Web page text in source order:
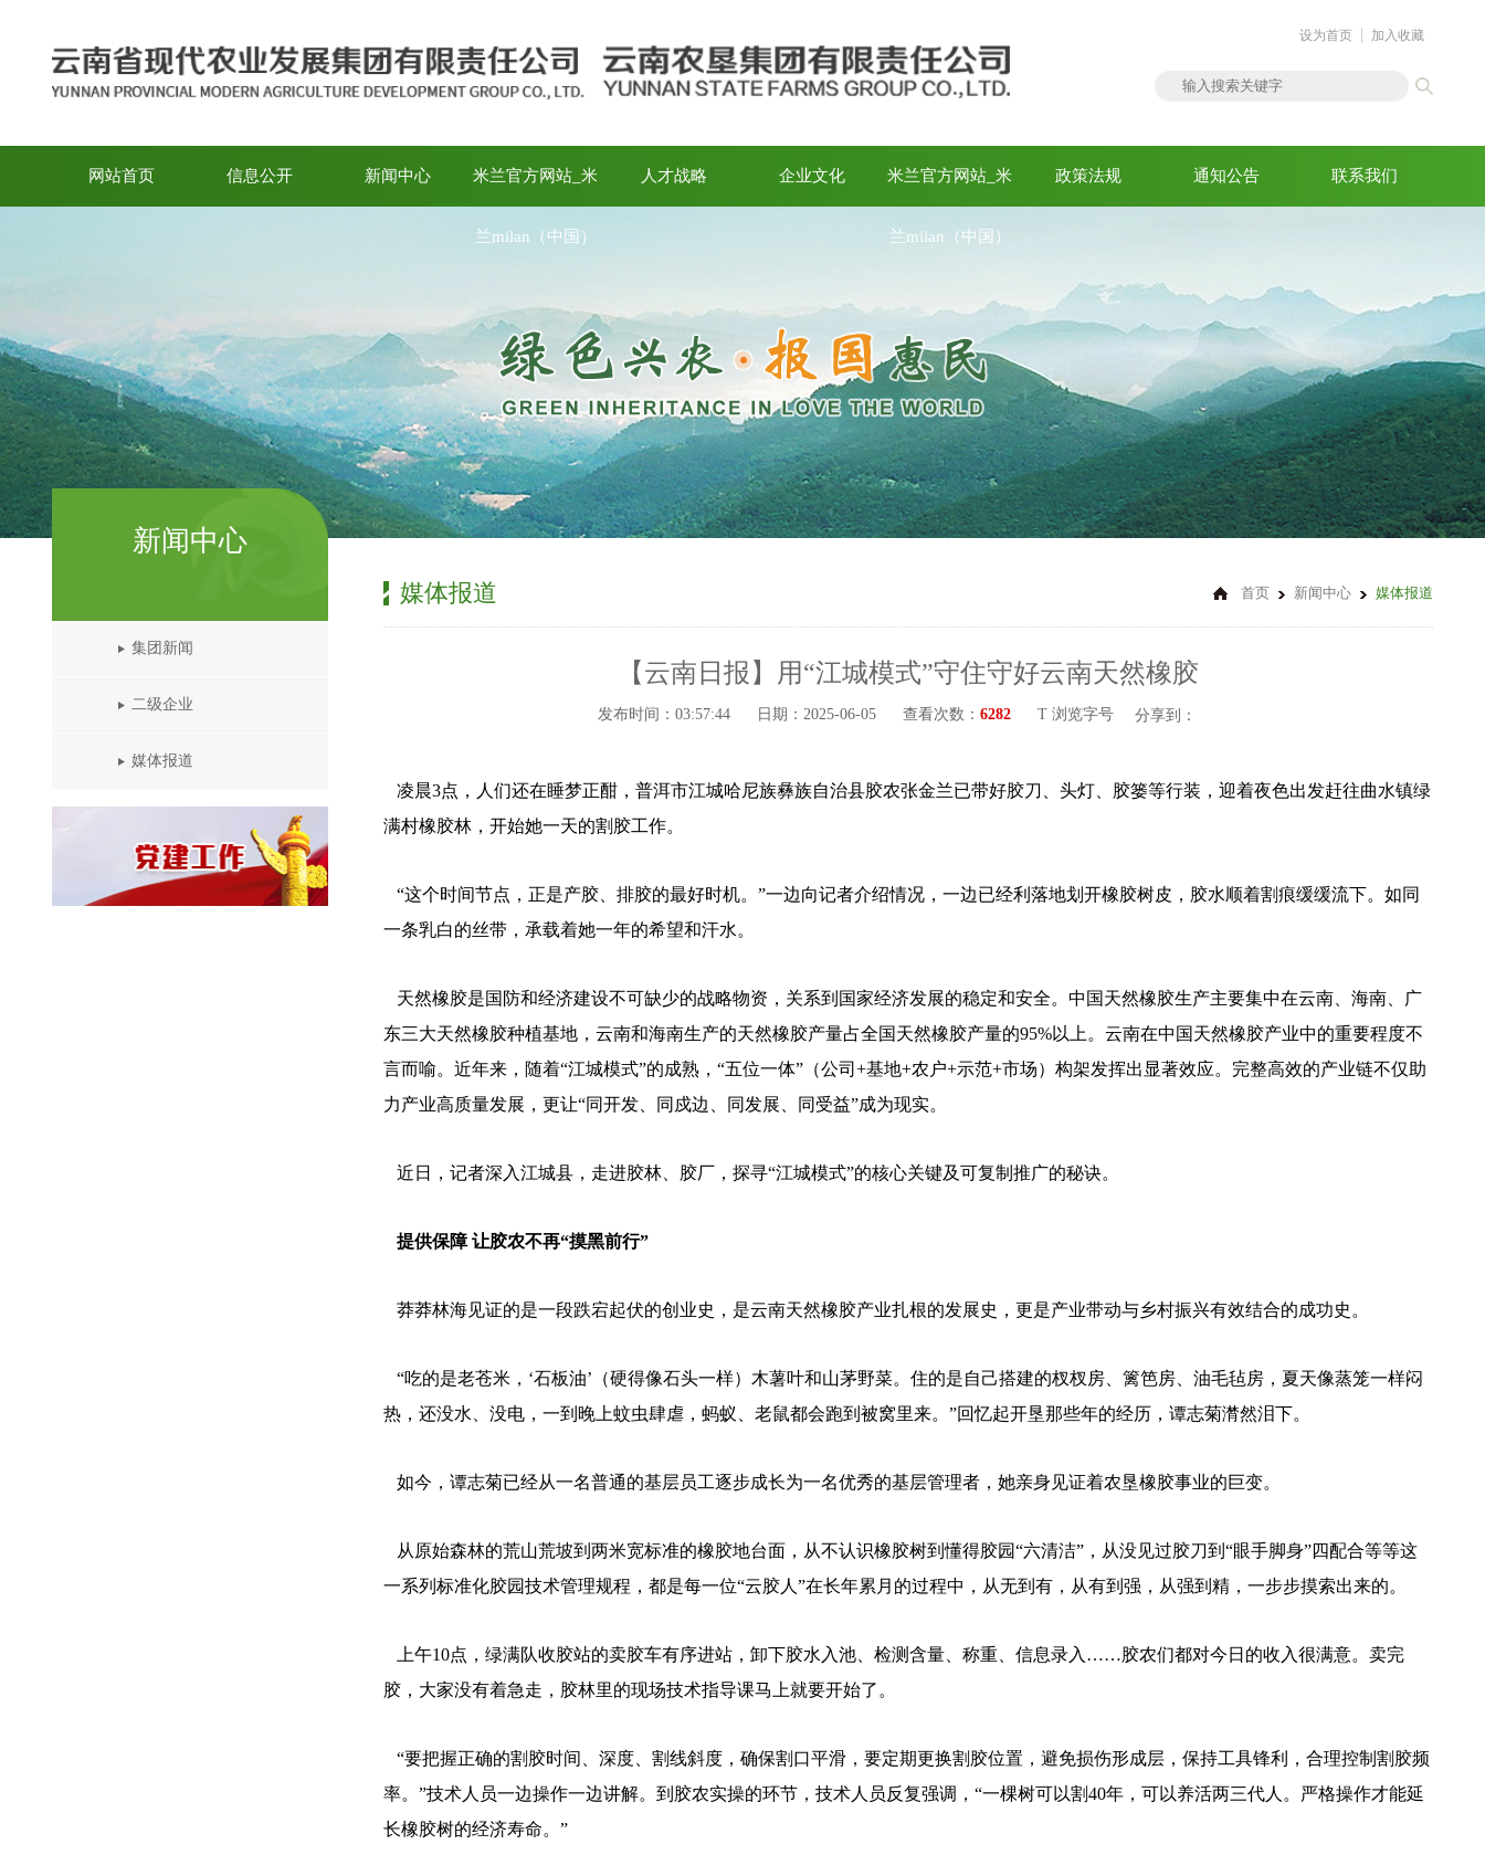
设为首页 加入收藏
网站首页 信息公开 新闻中心 米兰官方网站_米
兰milan（中国）
人才战略 企业文化 米兰官方网站_米
兰milan（中国）
政策法规 通知公告 联系我们
新闻中心
集团新闻
二级企业
媒体报道
媒体报道 首页 新闻中心 媒体报道
【云南日报】用“江城模式”守住守好云南天然橡胶
发布时间：03:57:44 日期：2025-06-05 查看次数： 6282 T 浏览字号 分享到：
凌晨3点，人们还在睡梦正酣，普洱市江城哈尼族彝族自治县胶农张金兰已带好胶刀、头灯、胶篓等行装，迎着夜色出发赶往曲水镇绿
满村橡胶林，开始她一天的割胶工作。
“这个时间节点，正是产胶、排胶的最好时机。”一边向记者介绍情况，一边已经利落地划开橡胶树皮，胶水顺着割痕缓缓流下。如同
一条乳白的丝带，承载着她一年的希望和汗水。
天然橡胶是国防和经济建设不可缺少的战略物资，关系到国家经济发展的稳定和安全。中国天然橡胶生产主要集中在云南、海南、广
东三大天然橡胶种植基地，云南和海南生产的天然橡胶产量占全国天然橡胶产量的95%以上。云南在中国天然橡胶产业中的重要程度不
言而喻。近年来，随着“江城模式”的成熟，“五位一体”（公司+基地+农户+示范+市场）构架发挥出显著效应。完整高效的产业链不仅助
力产业高质量发展，更让“同开发、同戍边、同发展、同受益”成为现实。
近日，记者深入江城县，走进胶林、胶厂，探寻“江城模式”的核心关键及可复制推广的秘诀。
提供保障 让胶农不再“摸黑前行”
莽莽林海见证的是一段跌宕起伏的创业史，是云南天然橡胶产业扎根的发展史，更是产业带动与乡村振兴有效结合的成功史。
“吃的是老苍米，‘石板油’（硬得像石头一样）木薯叶和山茅野菜。住的是自己搭建的杈杈房、篱笆房、油毛毡房，夏天像蒸笼一样闷
热，还没水、没电，一到晚上蚊虫肆虐，蚂蚁、老鼠都会跑到被窝里来。”回忆起开垦那些年的经历，谭志菊潸然泪下。
如今，谭志菊已经从一名普通的基层员工逐步成长为一名优秀的基层管理者，她亲身见证着农垦橡胶事业的巨变。
从原始森林的荒山荒坡到两米宽标准的橡胶地台面，从不认识橡胶树到懂得胶园“六清洁”，从没见过胶刀到“眼手脚身”四配合等等这
一系列标准化胶园技术管理规程，都是每一位“云胶人”在长年累月的过程中，从无到有，从有到强，从强到精，一步步摸索出来的。
上午10点，绿满队收胶站的卖胶车有序进站，卸下胶水入池、检测含量、称重、信息录入……胶农们都对今日的收入很满意。卖完
胶，大家没有着急走，胶林里的现场技术指导课马上就要开始了。
“要把握正确的割胶时间、深度、割线斜度，确保割口平滑，要定期更换割胶位置，避免损伤形成层，保持工具锋利，合理控制割胶频
率。”技术人员一边操作一边讲解。到胶农实操的环节，技术人员反复强调，“一棵树可以割40年，可以养活两三代人。严格操作才能延
长橡胶树的经济寿命。”